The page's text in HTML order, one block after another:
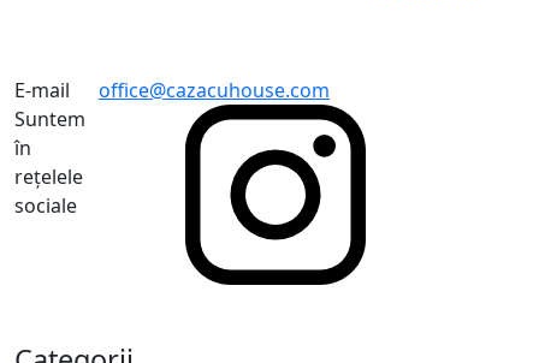
E-mail
office@cazacuhouse.com
Suntem
în
rețelele
sociale